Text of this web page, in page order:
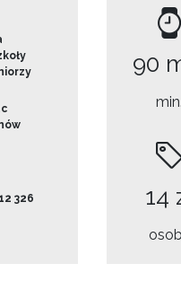
326
90
min.
14